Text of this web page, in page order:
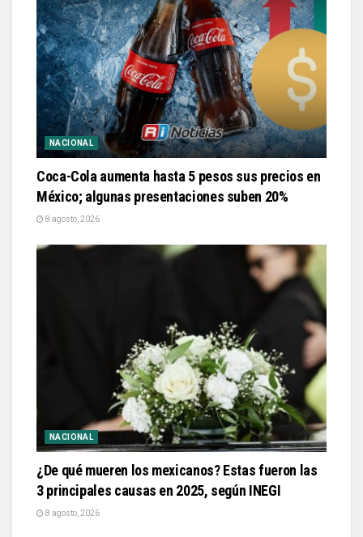
NACIONAL
Coca-Cola aumenta hasta 5 pesos sus precios en
México; algunas presentaciones suben 20%
8 agosto, 2026
NACIONAL
¿De qué mueren los mexicanos? Estas fueron las
3 principales causas en 2025, según INEGI
8 agosto, 2026